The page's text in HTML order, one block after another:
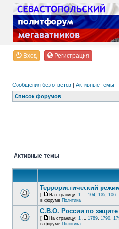
Вход Регистрация
Сообщения без ответов | Активные темы
Список форумов
Активные темы
Террористический
[ На страницу: 1 ... 104, 105, 106 ]
в форуме Политика
С.В.О. России по
[ На страницу: 1 ... 1789, 1790,
в форуме Политика